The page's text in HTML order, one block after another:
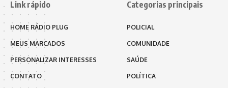
Link rápido
HOME RÁDIO PLUG
MEUS MARCADOS
PERSONALIZAR INTERESSES
CONTATO
Categorias principais
POLICIAL
COMUNIDADE
SAÚDE
POLÍTICA